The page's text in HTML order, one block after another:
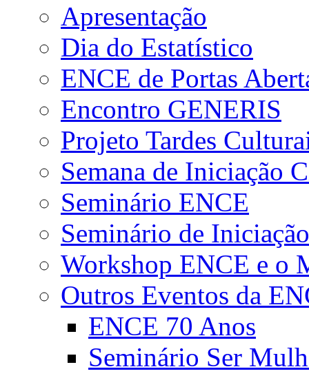
Apresentação
Dia do Estatístico
ENCE de Portas
Encontro GENERIS
Projeto Tardes
Semana de Iniciação
Seminário ENCE
Seminário de
Workshop ENCE e o
Outros Eventos da
ENCE 70 Anos
Seminário Ser